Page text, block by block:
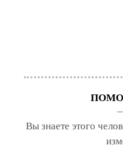
Вы знаете этого